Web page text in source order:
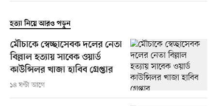
হত্যা নিয়ে আরও পড়ুন
মৌচাকে স্বেচ্ছাসেবক দলের নেতা
বিল্লাল হত্যায় সাবেক ওয়ার্ড
কাউন্সিলর খাজা হাবিব গ্রেপ্তার
১৪ ঘণ্টা আগে